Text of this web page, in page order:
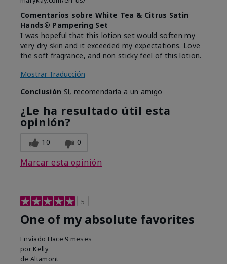
Comentarios sobre White Tea & Citrus Satin
Hands® Pampering Set
I was hopeful that this lotion set would soften my
very dry skin and it exceeded my expectations. Love
the soft fragrance, and non sticky feel of this lotion.
Mostrar Traducción
Conclusión Sí, recomendaría a un amigo
¿Le ha resultado útil esta
opinión?
10 0
Marcar esta opinión
5
One of my absolute favorites
Enviado Hace 9 meses
por Kelly
de Altamont